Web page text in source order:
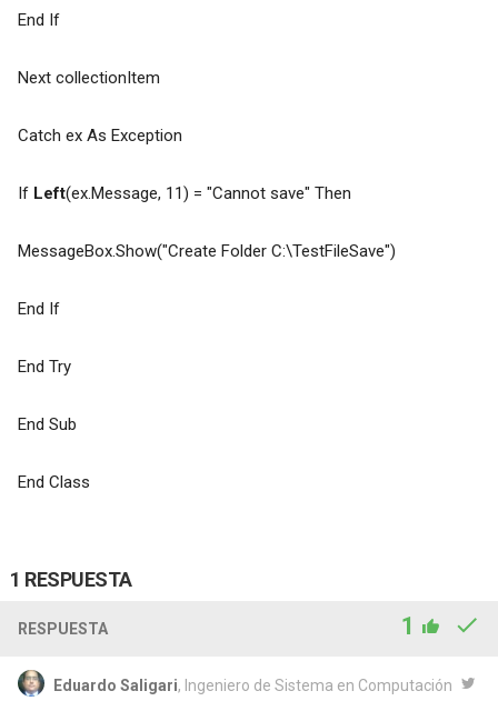
End If
Next collectionItem
Catch ex As Exception
If Left(ex.Message, 11) = "Cannot save" Then
MessageBox.Show("Create Folder C:\TestFileSave")
End If
End Try
End Sub
End Class
1 RESPUESTA
RESPUESTA 1
Eduardo Saligari, Ingeniero de Sistema en Computación